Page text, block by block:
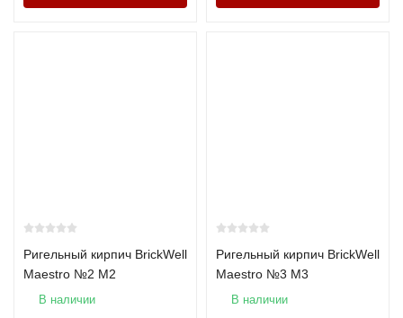
Ригельный кирпич BrickWell
Maestro №2 М2
В наличии
Ригельный кирпич BrickWell
Maestro №3 М3
В наличии